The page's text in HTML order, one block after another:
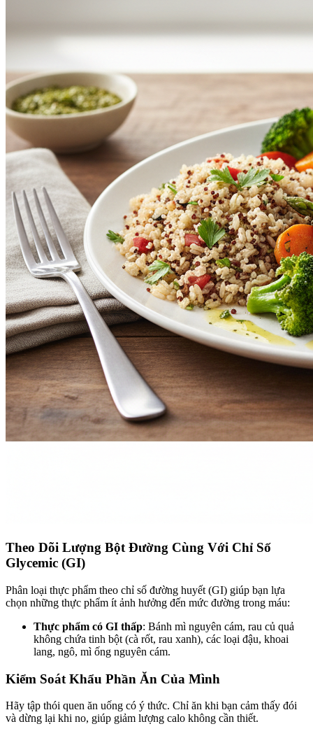
Theo Dõi Lượng Bột Đường Cùng Với Chỉ Số
Glycemic (GI)
Phân loại thực phẩm theo chỉ số đường huyết (GI) giúp bạn lựa
chọn những thực phẩm ít ảnh hưởng đến mức đường trong máu:
Thực phẩm có GI thấp: Bánh mì nguyên cám, rau củ quả
không chứa tinh bột (cà rốt, rau xanh), các loại đậu, khoai
lang, ngô, mì ống nguyên cám.
Kiểm Soát Khẩu Phần Ăn Của Mình
Hãy tập thói quen ăn uống có ý thức. Chỉ ăn khi bạn cảm thấy đói
và dừng lại khi no, giúp giảm lượng calo không cần thiết.